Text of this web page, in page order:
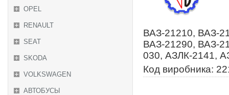
OPEL
RENAULT
SEAT
SKODA
VOLKSWAGEN
АВТОБУСЫ
ВАЗ-21210, ВАЗ-
ВАЗ-21290, ВАЗ-
030, АЗЛК-2141,
Код виробника: